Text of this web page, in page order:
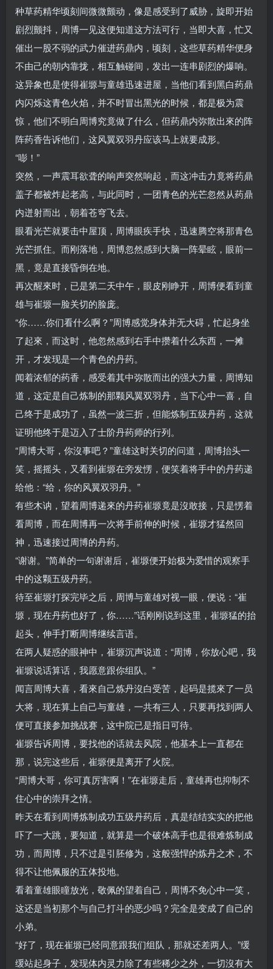
种草药精华顷刻间微微颤动，像是感受到了威胁，旋即开始
剧烈颤抖，周博一见这便知道这方法可行，当即大喜，忙又
催出一股不弱的武力催进药鼎内，顷刻，这些草药精华便身
不由己的朝内靠拢，相互触碰间，发出一连串剧烈的爆响。
这异象也是使得崔塬与童雄迅速进屋，当他们看到黑白药鼎
内闪烁这青色火焰，并不时冒出黑光的时候，都是极为震
惊，他们不明白周博究竟做了什么，但药鼎内弥散出來的阵
阵药香告诉他们，这风翼双羽丹应该马上就要成形。
“嘭！”
突然，一声震耳欲聋的响声突然响起，而这冲击力竟将药鼎
盖子都被炸起老高，与此同时，一团青色的光芒忽然从药鼎
内迸射而出，朝着苍穹飞去。
眼看光芒就要击中屋顶，周博眼疾手快，迅速腾空将那青色
光芒抓住。而刚落地，周博忽然感到大脑一阵晕眩，眼前一
黑，竟是直接昏倒在地。
再次醒來时，已是第二天中午，眼皮刚睁开，周博便看到童
雄与崔塬一脸关切的脸庞。
“你……你们看什么啊？”周博感觉身体并无大碍，忙起身坐
了起來，而这时，他忽然感到右手中攒着什么东西，一摊
开，才发现是一个青色的丹药。
闻着浓郁的药香，感受着其中弥散而出的强大力量，周博知
道，这定是自己炼制的那颗风翼双羽丹，当下心中一喜，自
己终于是成功了，虽然一波三折，但能炼制五级丹药，这就
证明他终于是迈入了士阶丹药师的行列。
“周博大哥，你沒事吧？”童雄这时关切的问道，周博抬头一
笑，摇摇头，又看到崔塬在旁发愣，便笑着将手中的丹药递
给他：“给，你的风翼双羽丹。”
有些木讷，望着周博递來的丹药崔塬竟是沒敢接，只是愣着
看周博，而在周博再一次将手前伸的时候，崔塬才猛然回
神，迅速接过周博的丹药。
“谢谢。”简单的一句谢谢后，崔塬便开始极为爱惜的观察手
中的这颗五级丹药。
待至崔塬打探完毕之后，周博与童雄对视一眼，便说：“崔
塬，现在丹药也好了，你……”话刚刚说到这里，崔塬猛的抬
起头，伸手打断周博继续言语。
在两人疑惑的眼神中，崔塬沉声说道：“周博，你放心吧，我
崔塬说话算话，我愿意跟你组队。”
闻言周博大喜，看來自己炼丹沒白受苦，起码是揽來了一员
大将，现在算上自己与童雄，一共有三人，只要再找到两人
便可直接参加挑战赛，这中院已是指日可待。
崔塬告诉周博，要找他的话就去风院，他基本上一直都在
那，说完这些后，崔塬便是离开了火院。
“周博大哥，你可真厉害啊！”在崔塬走后，童雄再也抑制不
住心中的崇拜之情。
昨天在看到周博炼制成功五级丹药后，真是结结实实的把他
吓了一大跳，要知道，就算是一个破体高手也是很难炼制成
功，而周博，只不过是引胚修为，这般强悍的炼丹之术，不
得不让他佩服的五体投地。
看着童雄眼瞳放光，敬佩的望着自己，周博不免心中一笑，
这还是当初那个与自己打斗的恶少吗？完全是变成了自己的
小弟。
“好了，现在崔塬已经同意跟我们组队，那就还差两人。”缓
缓站起身子，发现体内灵力除了有些稀少之外，一切沒有大